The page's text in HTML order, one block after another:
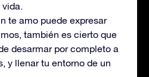
te amo puede expresar
también es cierto que
desarmar por completo a
y llenar tu entorno de un